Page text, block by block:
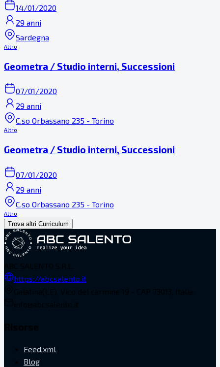
14/01/2020
29 anni
Sardegna
Altro
Geometra / Studio interni, Successioni
07/01/2020
29 anni
C.so Orbassano 235 - Torino
Altro
Geometra / Studio interni, Successioni
07/01/2020
29 anni
C.so Orbassano 235 - Torino
Altro
Trova altri Curriculum
https://abcsalento.it
Feed.xml
Blog